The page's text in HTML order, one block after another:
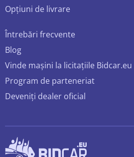
Opțiuni de livrare
Întrebări frecvente
Blog
Vinde mașini la licitațiile Bidcar.eu
Program de parteneriat
Deveniți dealer oficial